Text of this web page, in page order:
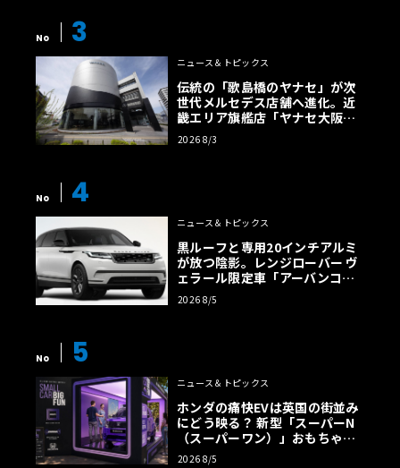
No 3
ニュース＆トピックス
伝統の「歌島橋のヤナセ」が次
世代メルセデス店舗へ進化。近
畿エリア旗艦店「ヤナセ大阪支
店」がリニューアル
2026 8/3
No 4
ニュース＆トピックス
黒ルーフと専用20インチアルミ
が放つ陰影。レンジローバー ヴ
ェラール限定車「アーバンコン
トラスト・エディション」登場
2026 8/5
No 5
ニュース＆トピックス
ホンダの痛快EVは英国の街並み
にどう映る？ 新型「スーパーN
（スーパーワン）」おもちゃ箱
ツアーの全貌
2026 8/5